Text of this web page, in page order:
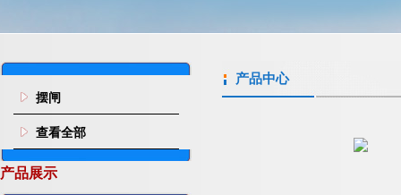
摆闸
查看全部
产品展示
产品中心